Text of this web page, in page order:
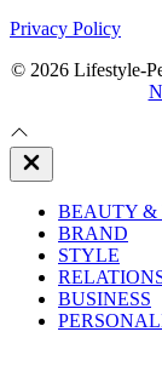
Privacy Policy
© 2026 Lifestyle-
Close
Off
BEAUTY &
BRAND
STYLE
BUSINESS